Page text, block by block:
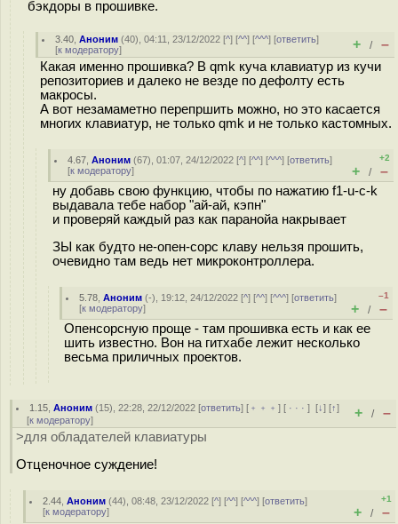
бэкдоры в прошивке.
3.40 ,Аноним (40), 04:11, 23/12/2022 [^] [^^] [^^^] [ответить]
[к модератору] + / –
Какая именно прошивка? В qmk куча клавиатур из кучи
репозиториев и далеко не везде по дефолту есть
макросы.
А вот незамаметно перепршить можно, но это касается
многих клавиатур, не только qmk и не только кастомных.
4.67 ,Аноним (67), 01:07, 24/12/2022 [^] [^^] [^^^] [ответить]
[к модератору]
+2
+ / –
ну добавь свою функцию, чтобы по нажатию f1-u-c-k
выдавала тебе набор "ай-ай, кэпн"
и проверяй каждый раз как паранойа накрывает
ЗЫ как будто не-опен-сорс клаву нельзя прошить,
очевидно там ведь нет микроконтроллера.
5.78 ,Аноним (-), 19:12, 24/12/2022 [^] [^^] [^^^] [ответить]
[к модератору]
–1
+ / –
Опенсорсную проще - там прошивка есть и как ее
шить известно. Вон на гитхабе лежит несколько
весьма приличных проектов.
1.15 ,Аноним (15), 22:28, 22/12/2022 [ответить] [ ﹢﹢﹢] [ · · ·][↓] [↑]
[к модератору] + / –
>для обладателей клавиатуры
Отценочное суждение!
2.44 ,Аноним (44), 08:48, 23/12/2022 [^] [^^] [^^^] [ответить]
[к модератору]
+1
+ / –